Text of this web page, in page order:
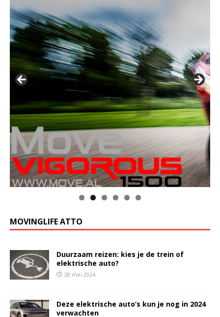
MOVINGLIFE ATTO
Duurzaam reizen: kies je de trein of
elektrische auto?
28 mei 2024
Deze elektrische auto’s kun je nog in 2024
verwachten